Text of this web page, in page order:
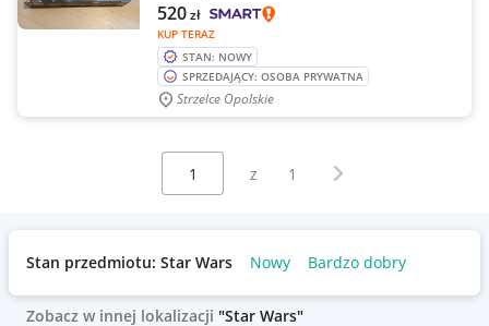
KUP TERAZ
520zł
STAN: NOWY
SPRZEDAJĄCY: OSOBA PRYWATNA
Strzelce Opolskie
Wybierz stronę:
z 1 Następna strona
Stan przedmiotu: Star Wars Nowy Bardzo dobry
Zobacz w innej lokalizacji "Star Wars"